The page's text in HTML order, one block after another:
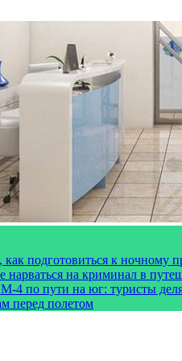
как подготовиться к ночному
на криминал в
4 по пути на юг: туристы
перед полетом